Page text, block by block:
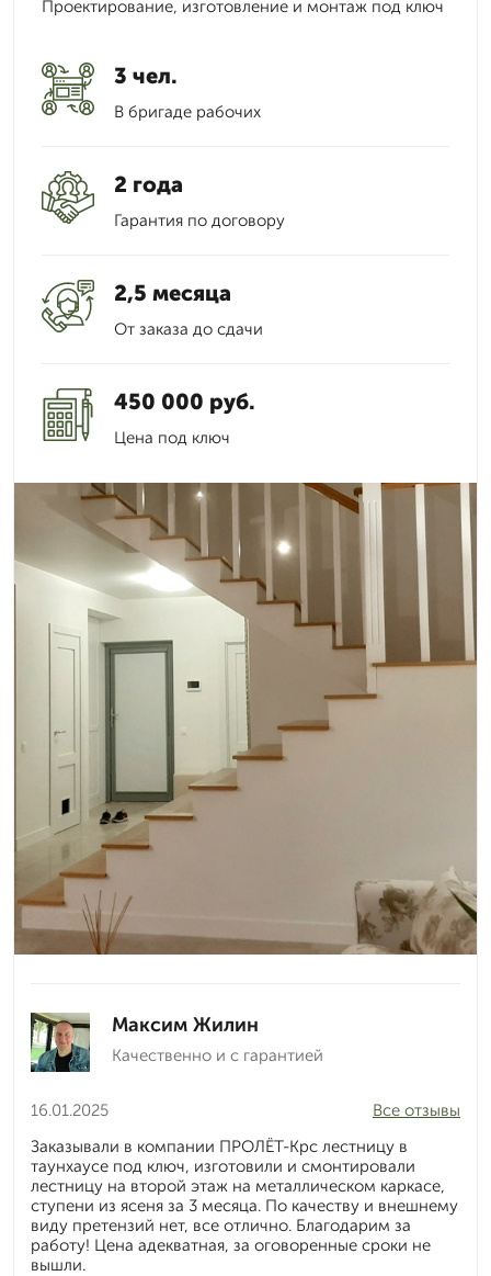
Проектирование, изготовление и монтаж под ключ
3 чел.
В бригаде рабочих
2 года
Гарантия по договору
2,5 месяца
От заказа до сдачи
450 000 руб.
Цена под ключ
Максим Жилин
Качественно и с гарантией
16.01.2025
Все отзывы
Заказывали в компании ПРОЛЁТ-Крс лестницу в
таунхаусе под ключ, изготовили и смонтировали
лестницу на второй этаж на металлическом каркасе,
ступени из ясеня за 3 месяца. По качеству и внешнему
виду претензий нет, все отлично. Благодарим за
работу! Цена адекватная, за оговоренные сроки не
вышли.